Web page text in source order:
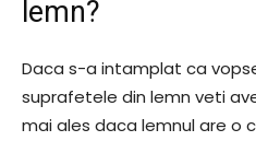
lemn?
Daca s-a intamplat ca
suprafetele din lemn veti
mai ales daca lemnul are o